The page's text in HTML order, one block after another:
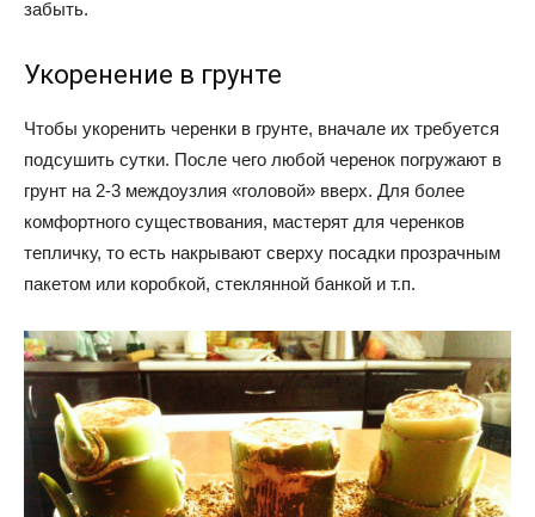
забыть.
Укоренение в грунте
Чтобы укоренить черенки в грунте, вначале их требуется
подсушить сутки. После чего любой черенок погружают в
грунт на 2-3 междоузлия «головой» вверх. Для более
комфортного существования, мастерят для черенков
тепличку, то есть накрывают сверху посадки прозрачным
пакетом или коробкой, стеклянной банкой и т.п.